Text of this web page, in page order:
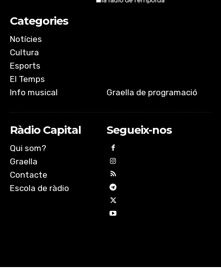
Categories
Notícies
Cultura
Esports
El Temps
Info musical
Graella de programació
Ràdio Capital
Qui som?
Graella
Contacte
Escola de ràdio
Segueix-nos